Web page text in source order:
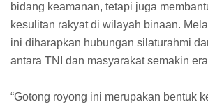
bidang keamanan, tetapi juga
kesulitan rakyat di wilayah binaan.
ini diharapkan hubungan silaturahmi
antara TNI dan masyarakat semakin
“Gotong royong ini merupakan bentuk